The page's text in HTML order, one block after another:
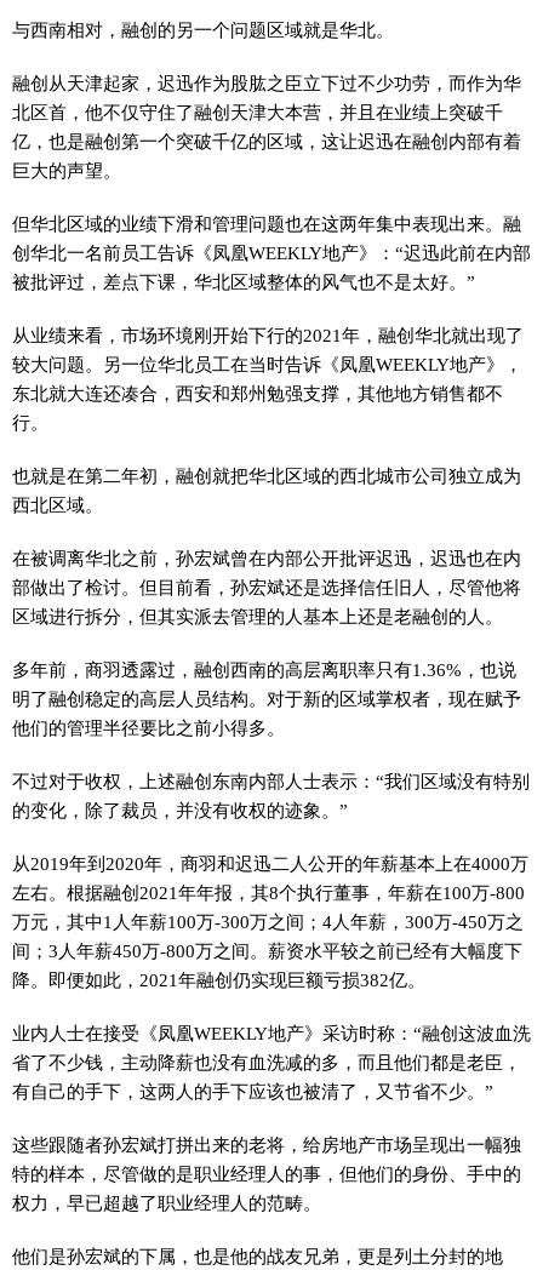
与西南相对，融创的另一个问题区域就是华北。
融创从天津起家，迟迅作为股肱之臣立下过不少功劳，而作为华
北区首，他不仅守住了融创天津大本营，并且在业绩上突破千
亿，也是融创第一个突破千亿的区域，这让迟迅在融创内部有着
巨大的声望。
但华北区域的业绩下滑和管理问题也在这两年集中表现出来。融
创华北一名前员工告诉《凤凰WEEKLY地产》：“迟迅此前在内部
被批评过，差点下课，华北区域整体的风气也不是太好。”
从业绩来看，市场环境刚开始下行的2021年，融创华北就出现了
较大问题。另一位华北员工在当时告诉《凤凰WEEKLY地产》，
东北就大连还凑合，西安和郑州勉强支撑，其他地方销售都不
行。
也就是在第二年初，融创就把华北区域的西北城市公司独立成为
西北区域。
在被调离华北之前，孙宏斌曾在内部公开批评迟迅，迟迅也在内
部做出了检讨。但目前看，孙宏斌还是选择信任旧人，尽管他将
区域进行拆分，但其实派去管理的人基本上还是老融创的人。
多年前，商羽透露过，融创西南的高层离职率只有1.36%，也说
明了融创稳定的高层人员结构。对于新的区域掌权者，现在赋予
他们的管理半径要比之前小得多。
不过对于收权，上述融创东南内部人士表示：“我们区域没有特别
的变化，除了裁员，并没有收权的迹象。”
从2019年到2020年，商羽和迟迅二人公开的年薪基本上在4000万
左右。根据融创2021年年报，其8个执行董事，年薪在100万-800
万元，其中1人年薪100万-300万之间；4人年薪，300万-450万之
间；3人年薪450万-800万之间。薪资水平较之前已经有大幅度下
降。即便如此，2021年融创仍实现巨额亏损382亿。
业内人士在接受《凤凰WEEKLY地产》采访时称：“融创这波血洗
省了不少钱，主动降薪也没有血洗减的多，而且他们都是老臣，
有自己的手下，这两人的手下应该也被清了，又节省不少。”
这些跟随者孙宏斌打拼出来的老将，给房地产市场呈现出一幅独
特的样本，尽管做的是职业经理人的事，但他们的身份、手中的
权力，早已超越了职业经理人的范畴。
他们是孙宏斌的下属，也是他的战友兄弟，更是列土分封的地